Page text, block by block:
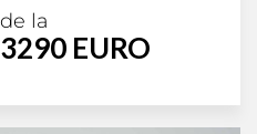
de la
3290 EURO